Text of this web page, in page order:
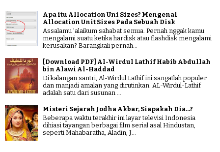
Apa itu Allocation Uni Sizes? Mengenal
Allocation Unit Sizes Pada Sebuah Disk
Assalamu 'alaikum sahabat semua. Pernah nggak kamu
mengalami suatu ketika hardisk atau flashdisk mengalami
kerusakan? Barangkali pernah...
[Download PDF] Al-Wirdul Lathif Habib Abdullah
bin Alawi Al-Haddad
Di kalangan santri, Al-Wirdul Lathif ini sangatlah populer
dan manjadi amalan yang dirutinkan. AL-Wirdul-Lathif
adalah satu dari susunan ...
Misteri Sejarah Jodha Akbar, Siapakah Dia...?
Beberapa waktu terakhir ini layar televisi Indonesia
dihiasi tayangan berbagai film serial asal Hindustan,
seperti Mahabaratha, Aladin, J...